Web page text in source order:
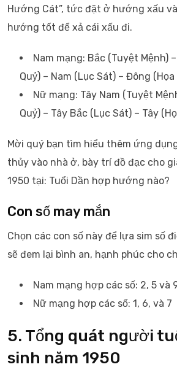
Hướng Cát”, tức đặt ở hướng xấu
hướng tốt để xả cái xấu đi.
Nam mạng: Bắc (Tuyệt Mệnh)
Quỷ) – Nam (Lục Sát) – Đông (Họa
Nữ mạng: Tây Nam (Tuyệt
Quỷ) – Tây Bắc (Lục Sát) – Tây
Mời quý bạn tìm hiểu thêm ứng
thủy vào nhà ở, bày trí đồ đạc cho
1950 tại: Tuổi Dần hợp hướng nào?
Con số may mắn
Chọn các con số này để lựa sim số
sẽ đem lại bình an, hạnh phúc cho
Nam mạng hợp các số: 2, 5 và
Nữ mạng hợp các số: 1, 6, và 7
5. Tổng quát người
sinh năm 1950